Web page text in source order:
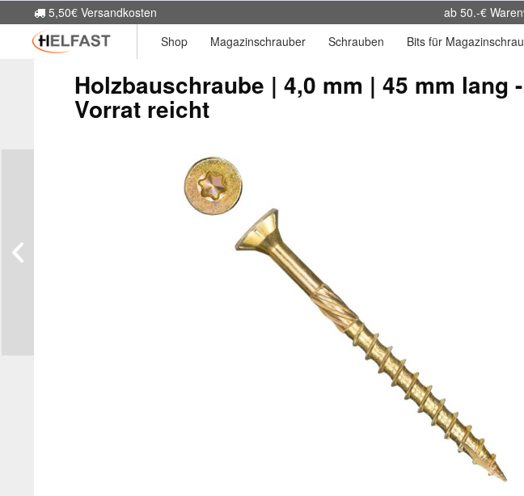
5,50€ Versandkosten ab 50.-€
Shop
Magazinschrauber Schrauben Bits für
Holzbauschraube | 4,0 mm | 45 mm lang
Vorrat reicht